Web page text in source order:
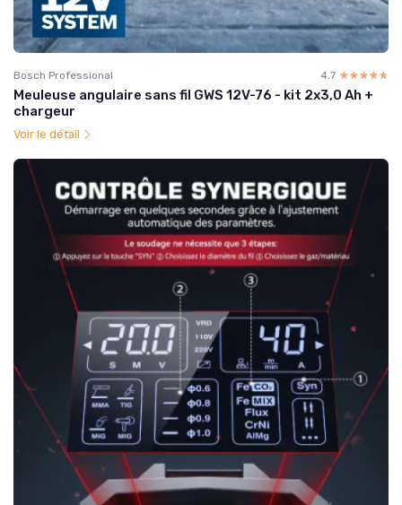
Bosch Professional 4.7 ☆☆☆☆☆
★★★★★
Meuleuse angulaire sans fil GWS 12V-76 - kit 2x3,0 Ah +
chargeur
Voir le détail